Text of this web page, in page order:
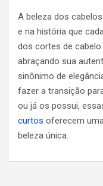
A beleza dos
e na história que
dos cortes de
abraçando sua
sinônimo de
fazer a transição
ou já os possui,
curtos oferecem
beleza única.